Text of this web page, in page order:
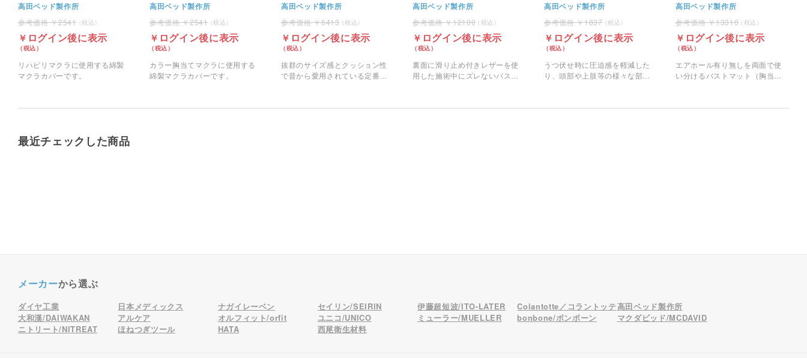
高田ベッド製作所
2541
ログイン後に表示
リハビリマクラに使用する綿製
マクラカバーです。
高田ベッド製作所
2541
ログイン後に表示
カラー胸当てマクラに使用する
綿製マクラカバーです。
高田ベッド製作所
6413
ログイン後に表示
抜群のサイズ感とクッション性
で昔から愛用されている定番マ
高田ベッド製作所
12100
ログイン後に表示
裏面に滑り止め付きレザーを使
用した施術中にズレないバスト
高田ベッド製作所
1837
ログイン後に表示
うつ伏せ時に圧迫感を軽減した
り、頭部や上肢等の様々な部位
高田ベッド製作所
13310
ログイン後に表示
エアホール有り無しを両面で使
い分けるバストマット（胸当て
最近チェックした商品
メーカーから選ぶ
ダイヤ工業 日本メディックス ナガイレーベン セイリン/SEIRIN 伊藤超短波/ITO-LATER Colantotte／コラントッテ高田ベッド製作所
大和漢/DAIWAKAN
アルケア オルフィット/orfit ユニコ/UNICO ミューラー/MUELLER bonbone/ボンボーン
マクダビッド/MCDAVID
ニトリート/NITREAT
ほねつぎツール HATA 西尾衛生材料